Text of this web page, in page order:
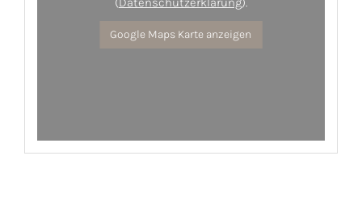
Google Maps Karte anzeigen